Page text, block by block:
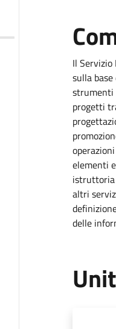
Il Servizio
sulla
strumenti
progetti
elementi
istruttoria
altri
delle